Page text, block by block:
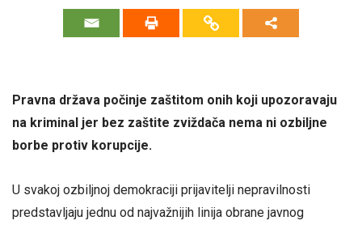
Pravna država počinje zaštitom onih koji upozoravaju
na kriminal jer bez zaštite zviždača nema ni ozbiljne
borbe protiv korupcije.
U svakoj ozbiljnoj demokraciji prijavitelji nepravilnosti
predstavljaju jednu od najvažnijih linija obrane javnog